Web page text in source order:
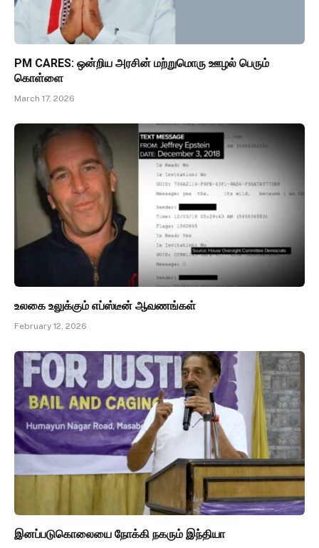
PM CARES: ஒன்றிய அரசின் மற்றுமொரு ஊழல் பெரும்
கொள்ளை
March 17, 2026
உலகை உலுக்கும் எப்ஸ்டீன் ஆவணங்கள்
February 12, 2026
இனப்படுகொலையை நோக்கி நகரும் இந்தியா